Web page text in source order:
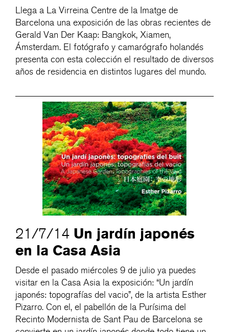
Llega a La Virreina Centre de la Imatge de
Barcelona una exposición de las obras recientes de
Gerald Van Der Kaap: Bangkok, Xiamen,
Ámsterdam. El fotógrafo y camarógrafo holandés
presenta con esta colección el resultado de diversos
años de residencia en distintos lugares del mundo.
21/7/14 Un jardín japonés
en la Casa Asia
Desde el pasado miércoles 9 de julio ya puedes
visitar en la Casa Asia la exposición: “Un jardín
japonés: topografías del vacio”, de la artista Esther
Pizarro. Con el, el pabellón de la Purísima del
Recinto Modernista de Sant Pau de Barcelona se